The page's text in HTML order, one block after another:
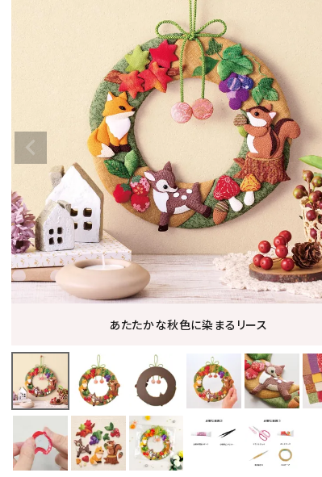
あたたかな秋色に染まるリース